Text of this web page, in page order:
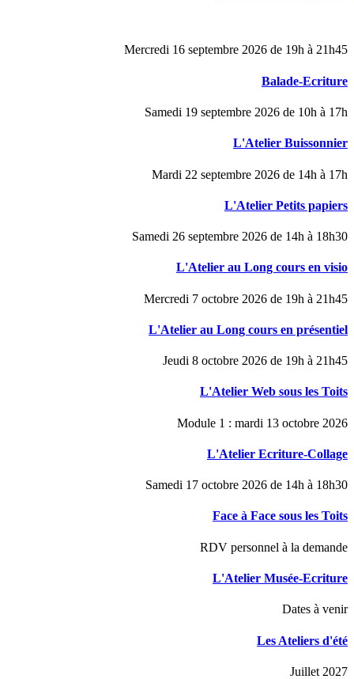
Mercredi 16 septembre 2026 de 19h à 21h45
Balade-Ecriture
Samedi 19 septembre 2026 de 10h à 17h
L'Atelier Buissonnier
Mardi 22 septembre 2026 de 14h à 17h
L'Atelier Petits papiers
Samedi 26 septembre 2026 de 14h à 18h30
L'Atelier au Long cours en visio
Mercredi 7 octobre 2026 de 19h à 21h45
L'Atelier au Long cours en présentiel
Jeudi 8 octobre 2026 de 19h à 21h45
L'Atelier Web sous les Toits
Module 1 : mardi 13 octobre 2026
L'Atelier Ecriture-Collage
Samedi 17 octobre 2026 de 14h à 18h30
Face à Face sous les Toits
RDV personnel à la demande
L'Atelier Musée-Ecriture
Dates à venir
Les Ateliers d'été
Juillet 2027